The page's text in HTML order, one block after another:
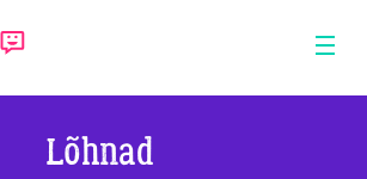
ERM
Lõhnad